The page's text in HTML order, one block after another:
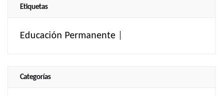
Etiquetas
Educación Permanente
Categorías